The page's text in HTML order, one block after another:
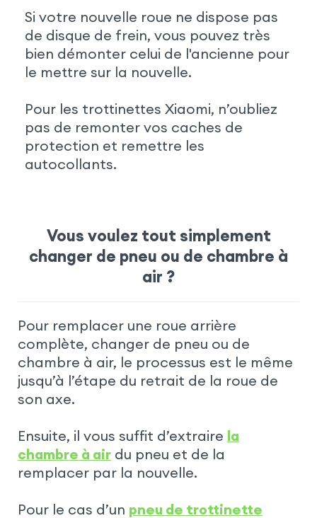
Si votre nouvelle roue ne dispose pas
de disque de frein, vous pouvez très
bien démonter celui de l'ancienne pour
le mettre sur la nouvelle.
Pour les trottinettes Xiaomi, n’oubliez
pas de remonter vos caches de
protection et remettre les
autocollants.
Vous voulez tout simplement
changer de pneu ou de chambre à
air ?
Pour remplacer une roue arrière
complète, changer de pneu ou de
chambre à air, le processus est le même
jusqu’à l’étape du retrait de la roue de
son axe.
Ensuite, il vous suffit d’extraire la
chambre à airdu pneu et de la
remplacer par la nouvelle.
Pour le cas d’un pneu de trottinette